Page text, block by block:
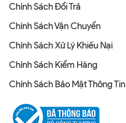
Chính Sách Đổi Trả
Chính Sách Vận Chuyển
Chính Sách Xử Lý Khiếu Nại
Chính Sách Kiểm Hàng
Chính Sách Bảo Mật Thông Tin